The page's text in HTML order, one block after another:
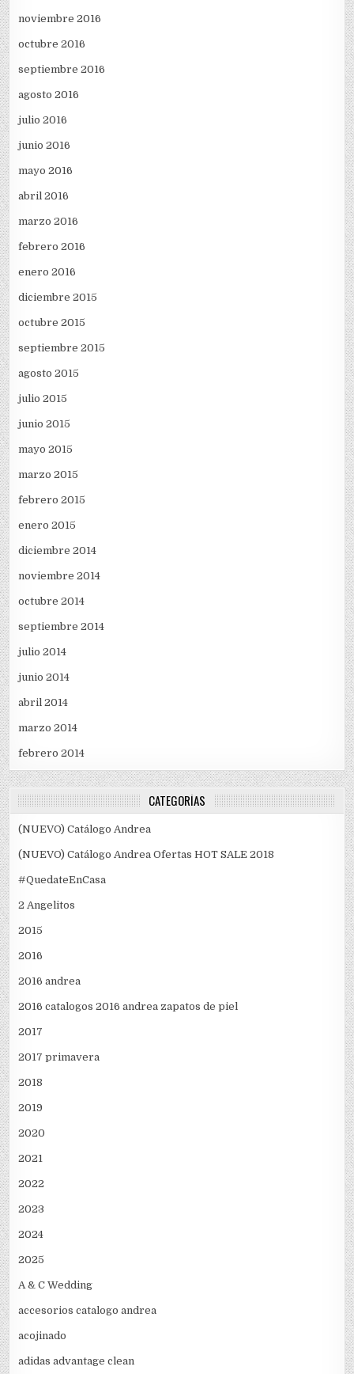
noviembre 2016
octubre 2016
septiembre 2016
agosto 2016
julio 2016
junio 2016
mayo 2016
abril 2016
marzo 2016
febrero 2016
enero 2016
diciembre 2015
octubre 2015
septiembre 2015
agosto 2015
julio 2015
junio 2015
mayo 2015
marzo 2015
febrero 2015
enero 2015
diciembre 2014
noviembre 2014
octubre 2014
septiembre 2014
julio 2014
junio 2014
abril 2014
marzo 2014
febrero 2014
CATEGORÍAS
(NUEVO) Catálogo Andrea
(NUEVO) Catálogo Andrea Ofertas HOT SALE 2018
#QuedateEnCasa
2 Angelitos
2015
2016
2016 andrea
2016 catalogos 2016 andrea zapatos de piel
2017
2017 primavera
2018
2019
2020
2021
2022
2023
2024
2025
A & C Wedding
accesorios catalogo andrea
acojinado
adidas advantage clean